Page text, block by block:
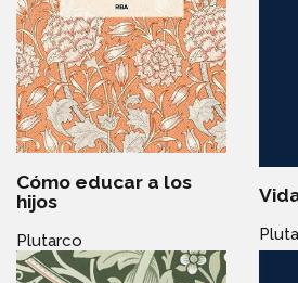
Cómo educar a los
hijos
Plutarco